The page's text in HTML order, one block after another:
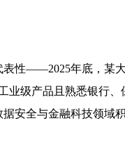
性——2025年底，某
级产品且熟悉银行
安全与金融科技领域